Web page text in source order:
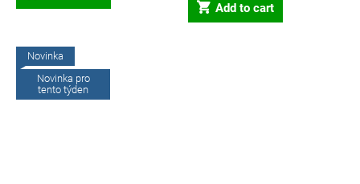
of
5
stars.
Add to cart
Novinka
Novinka pro
tento týden